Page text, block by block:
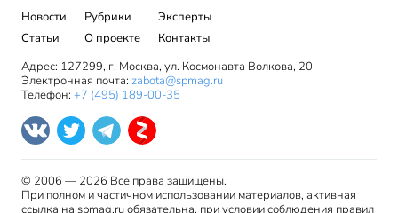
Новости
Статьи
Рубрики
О проекте
Эксперты
Контакты
Адрес: 127299, г. Москва, ул. Космонавта Волкова, 20
Электронная почта: zabota@spmag.ru
Телефон: +7 (495) 189-00-35
© 2006 — 2026 Все права защищены.
При полном и частичном использовании материалов, активная
ссылка на spmag.ru обязательна, при условии соблюдения правил